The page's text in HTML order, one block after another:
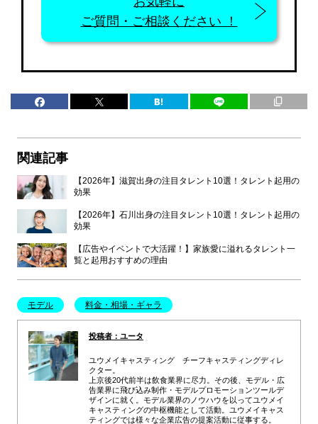
ご質問・ご相談ください ！
関連記事
【2026年】滋賀出身の注目タレント10選！タレント起用の
効果
【2026年】石川出身の注目タレント10選！タレント起用の
効果
【広告やイベントで大活躍！】家族愛に溢れるタレント一
覧と起用おすすめの理由
モデル 料金・相場・ギャラ
投稿者：ユータ
ユウメイキャスティング チーフキャスティングディレ
クター。
上京後20代前半は飲食業界に尽力。その後、モデル・広
告業界に飛び込み制作・モデルプロモーションツールデ
ザインに就く。モデル業界のノウハウを以ってユウメイ
キャスティングの中枢機能として活動。ユウメイキャス
ティングでは様々な企業広告の提案活動に従事する。